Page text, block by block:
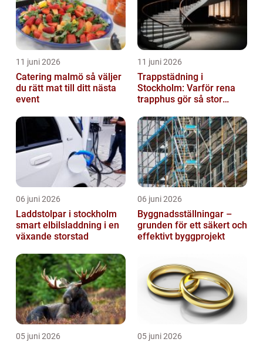
11 juni 2026
Catering malmö så väljer
du rätt mat till ditt nästa
event
11 juni 2026
Trappstädning i
Stockholm: Varför rena
trapphus gör så stor
06 juni 2026
Laddstolpar i stockholm
smart elbilsladdning i en
växande storstad
06 juni 2026
Byggnadsställningar –
grunden för ett säkert och
effektivt byggprojekt
05 juni 2026 05 juni 2026